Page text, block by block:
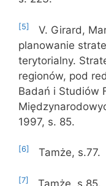
[5]
V. Girard,
planowanie
terytorialny.
regionów, pod
Badań i Studiów
1997, s. 85.
[6] Tamże, s.77.
[7] Tamże, s.85.